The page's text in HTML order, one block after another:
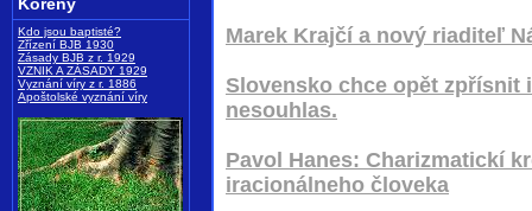
Kdo jsou baptisté?
Zřízení BJB 1930
Zásady BJB z r. 1929
VZNIK A ZÁSADY 1929
Vyznání víry z r. 1886
Apoštolské vyznání víry
Marek Krajčí a nový riaditeľ
Slovensko chce opět
nesouhlas.
Pavol Hanes: Charizmatickí
iracionálneho človeka